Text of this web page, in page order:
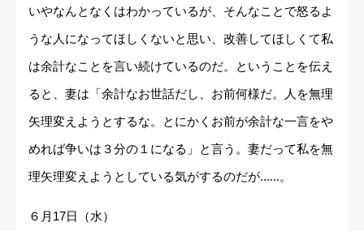
いやなんとなくはわかっているが、そんなことで怒るよ
うな人になってほしくないと思い、改善してほしくて私
は余計なことを言い続けているのだ。ということを伝え
ると、妻は「余計なお世話だし、お前何様だ。人を無理
矢理変えようとするな。とにかくお前が余計な一言をや
めれば争いは３分の１になる」と言う。妻だって私を無
理矢理変えようとしている気がするのだが......。
６月17日（水）